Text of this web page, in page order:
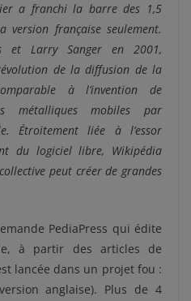
a franchi la barre des 1,5
version française seulement.
et Larry Sanger en 2001,
de la diffusion de la
à l’invention de
métalliques mobiles par
Étroitement liée à l’essor
du logiciel libre, Wikipédia
peut créer de grandes
PediaPress qui édite
à partir des articles de
lancée dans un projet fou :
anglaise). Plus de 4